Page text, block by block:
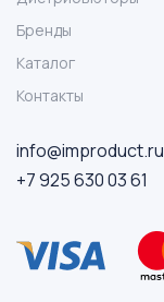
Бренды
Каталог
Контакты
info@improduct.ru
+7 925 630 03 61